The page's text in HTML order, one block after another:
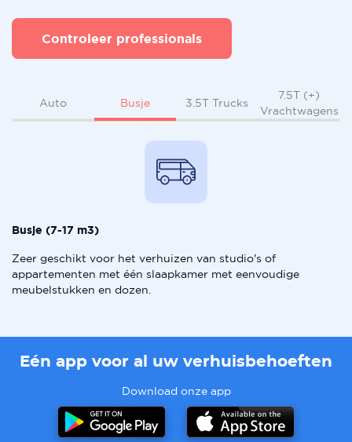
Controleer professionals
Auto Busje 3.5T Trucks
7.5T (+)
Vrachtwagens
Busje (7-17 m3)
Zeer geschikt voor het verhuizen van studio's of
appartementen met één slaapkamer met eenvoudige
meubelstukken en dozen.
Eén app voor al uw verhuisbehoeften
Download onze app